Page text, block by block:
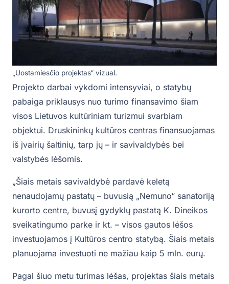
„Uostamiesčio projektas“ vizual.
Projekto darbai vykdomi intensyviai, o statybų
pabaiga priklausys nuo turimo finansavimo šiam
visos Lietuvos kultūriniam turizmui svarbiam
objektui. Druskininkų kultūros centras finansuojamas
iš įvairių šaltinių, tarp jų – ir savivaldybės bei
valstybės lėšomis.
„Šiais metais savivaldybė pardavė keletą
nenaudojamų pastatų – buvusią „Nemuno“ sanatoriją
kurorto centre, buvusį gydyklų pastatą K. Dineikos
sveikatingumo parke ir kt. – visos gautos lėšos
investuojamos į Kultūros centro statybą. Šiais metais
planuojama investuoti ne mažiau kaip 5 mln. eurų.
Pagal šiuo metu turimas lėšas, projektas šiais metais